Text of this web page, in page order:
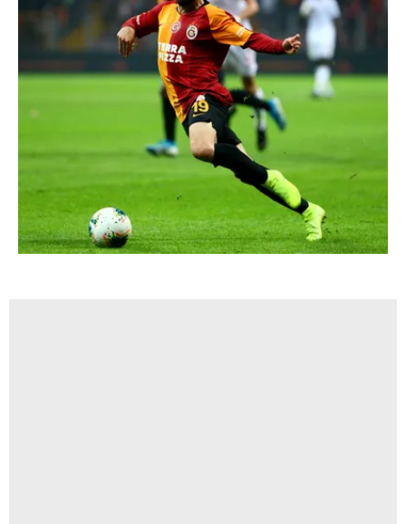
toplumu hizmetlerinin sunulması amacıyla
kullanılmaktadır. Diğer çerezler, sitemizin daha işlevsel
kılınması ve kişiselleştirilmesi ve sizlere yönelik
reklam/pazarlama faaliyetlerinin yapılması, amaçlarıyla
sınırlı olarak açık rızanız dahilinde kullanılacaktır.
Çerezlere ilişkin tercihlerinizi aşağıda yer alan panel
vasıtasıyla belirleyebilirsiniz. Çerezlere ilişkin detaylı bilgi
için Ayarlar butonuna tıklayabilir,
Çerez Bilgilendirme
Metnimizi
ziyaret edebilirsiniz.
6698 sayılı Kişisel Verilerin Korunması Kanunu uyarınca